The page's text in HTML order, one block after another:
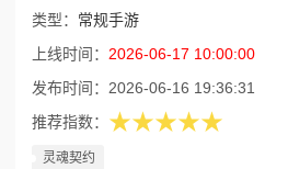
类型： 常规手游
上线时间： 2026-06-17 10:00:00
发布时间： 2026-06-16 19:36:31
推荐指数： ★★★★★
灵魂契约